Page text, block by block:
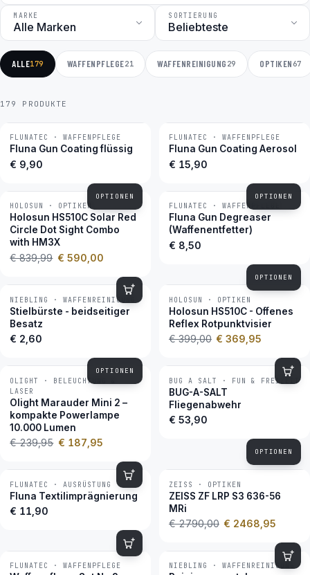
MARKE SORTIERUNG
ALLE179 WAFFENPFLEGE21 WAFFENREINIGUNG 29 OPTIKEN 67
179 PRODUKTE
BESTSELLER
FLUNATEC · WAFFENPFLEGE
Fluna Gun Coating flüssig
€ 9,90
OPTIONEN
BESTSELLER
FLUNATEC · WAFFENPFLEGE
Fluna Gun Coating Aerosol
€ 15,90
OPTIONEN
−30 %
HOLOSUN · OPTIKEN
Holosun HS510C Solar Red
Circle Dot Sight Combo
with HM3X
€ 839,99 € 590,00
BESTSELLER
FLUNATEC · WAFFENPFLEGE
Fluna Gun Degreaser
(Waffenentfetter)
€ 8,50
OPTIONEN
BESTSELLER
NIEBLING · WAFFENREINIGUNG
Stielbürste - beidseitiger
Besatz
€ 2,60
OPTIONEN
−7 %
HOLOSUN · OPTIKEN
Holosun HS510C - Offenes
Reflex Rotpunktvisier
€ 399,00 € 369,95
−22 %
OLIGHT · BELEUCHTUNG &
LASER
Olight Marauder Mini 2 –
kompakte Powerlampe
10.000 Lumen
€ 239,95 € 187,95
BESTSELLER
BUG A SALT · FUN & FREIZEIT
BUG-A-SALT
Fliegenabwehr
€ 53,90
OPTIONEN
BESTSELLER
FLUNATEC · AUSRÜSTUNG
Fluna Textilimprägnierung
€ 11,90
−12 %
ZEISS · OPTIKEN
ZEISS ZF LRP S3 636-56
MRi
€ 2790,00 € 2468,95
BESTSELLER
FLUNATEC · WAFFENPFLEGE BESTSELLER
NIEBLING · WAFFENREINIGUNG